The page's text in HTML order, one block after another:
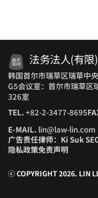
法务法人(有限
韩国首尔市瑞草区瑞草中
G5会议室：首尔市瑞草区
326室
TEL.+82-2-3477-8695
E-MAIL. lin@law-lin.com
广告责任律师：Ki Suk
隐私政策免责声明
ⓒ COPYRIGHT 2026. LIN